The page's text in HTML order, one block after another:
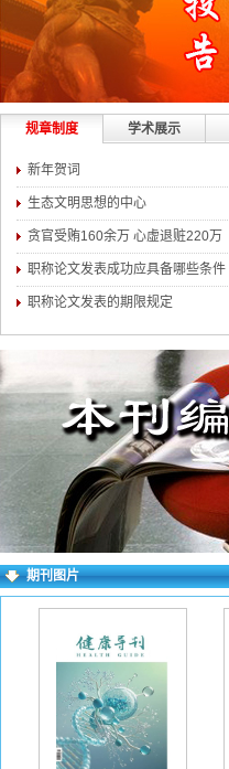
规章制度 学术展示
新年贺词
生态文明思想的中心
贪官受贿160余万 心虚退赃220万
职称论文发表成功应具备哪些条件
职称论文发表的期限规定
期刊图片